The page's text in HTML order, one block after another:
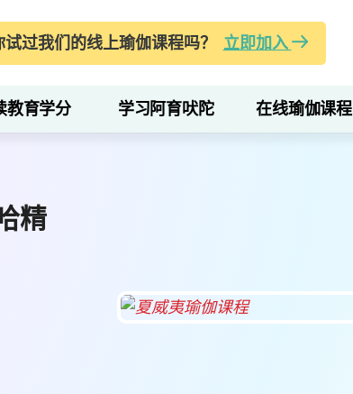
试过我们的线上瑜伽课程吗？ 立即加入
教育学分 学习阿育吠陀 在线瑜伽课程
精